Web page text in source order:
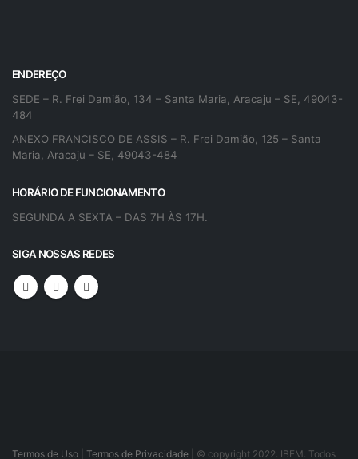
ENDEREÇO
SEDE – R. Frei Damião, 134 – Santa Maria, Aracaju – SE, 49043-
484
ANEXO FRANCISCO DE ASSIS – R. Frei Damião, 125 – Santa
Maria, Aracaju – SE, 49043-484
HORÁRIO DE FUNCIONAMENTO
SEGUNDA A SEXTA – DAS 7H ÀS 17H.
SIGA NOSSAS REDES
Termos de Uso Termos de Privacidade | © copyright 2022. IBEM. Todos